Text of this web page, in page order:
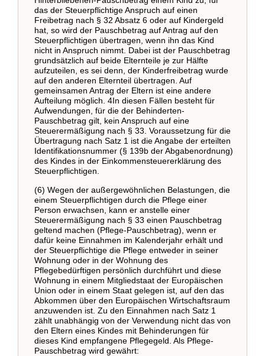
das der Steuerpflichtige Anspruch auf einen
Freibetrag nach § 32 Absatz 6 oder auf Kindergeld
hat, so wird der Pauschbetrag auf Antrag auf den
Steuerpflichtigen übertragen, wenn ihn das Kind
nicht in Anspruch nimmt. Dabei ist der Pauschbetrag
grundsätzlich auf beide Elternteile je zur Hälfte
aufzuteilen, es sei denn, der Kinderfreibetrag wurde
auf den anderen Elternteil übertragen. Auf
gemeinsamen Antrag der Eltern ist eine andere
Aufteilung möglich. 4In diesen Fällen besteht für
Aufwendungen, für die der Behinderten-
Pauschbetrag gilt, kein Anspruch auf eine
Steuerermäßigung nach § 33. Voraussetzung für die
Übertragung nach Satz 1 ist die Angabe der erteilten
Identifikationsnummer (§ 139b der Abgabenordnung)
des Kindes in der Einkommensteuererklärung des
Steuerpflichtigen.
(6) Wegen der außergewöhnlichen Belastungen, die
einem Steuerpflichtigen durch die Pflege einer
Person erwachsen, kann er anstelle einer
Steuerermäßigung nach § 33 einen Pauschbetrag
geltend machen (Pflege-Pauschbetrag), wenn er
dafür keine Einnahmen im Kalenderjahr erhält und
der Steuerpflichtige die Pflege entweder in seiner
Wohnung oder in der Wohnung des
Pflegebedürftigen persönlich durchführt und diese
Wohnung in einem Mitgliedstaat der Europäischen
Union oder in einem Staat gelegen ist, auf den das
Abkommen über den Europäischen Wirtschaftsraum
anzuwenden ist. Zu den Einnahmen nach Satz 1
zählt unabhängig von der Verwendung nicht das von
den Eltern eines Kindes mit Behinderungen für
dieses Kind empfangene Pflegegeld. Als Pflege-
Pauschbetrag wird gewährt: